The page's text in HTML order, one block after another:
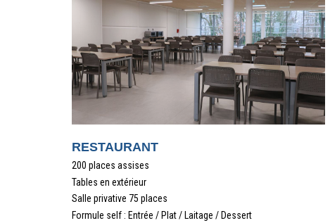
RESTAURANT
200 places assises
Tables en extérieur
Salle privative 75 places
Formule self : Entrée / Plat / Laitage / Dessert